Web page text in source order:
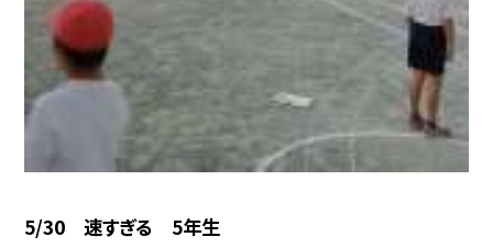
5/30 速すぎる 5年生